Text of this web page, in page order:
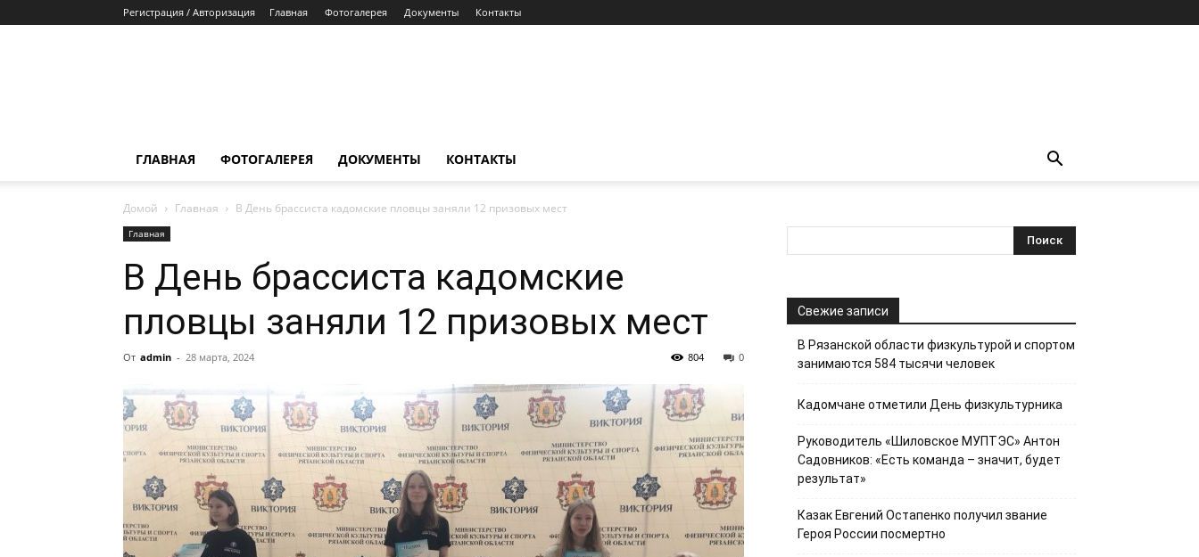
Регистрация / Авторизация Главная Фотогалерея Документы Контакты
ГЛАВНАЯ ФОТОГАЛЕРЕЯ ДОКУМЕНТЫ КОНТАКТЫ
Домой Главная В День брассиста кадомские пловцы заняли 12 призовых мест
Главная
В День брассиста кадомские
пловцы заняли 12 призовых мест
От admin - 28 марта, 2024 0
804
Свежие записи
В Рязанской области физкультурой и спортом
занимаются 584 тысячи человек
Кадомчане отметили День физкультурника
Руководитель «Шиловское МУПТЭС» Антон
Садовников: «Есть команда – значит, будет
результат»
Казак Евгений Остапенко получил звание
Героя России посмертно